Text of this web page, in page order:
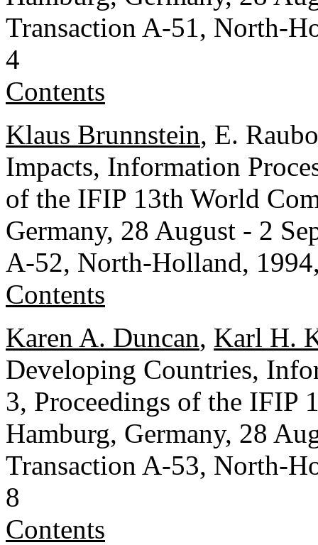
Transaction A-51, North-
4
Contents
Klaus Brunnstein, E.
Impacts, Information
of the IFIP 13th World
Germany, 28 August - 2
A-52, North-Holland,
Contents
Karen A. Duncan, Karl H.
Developing Countries,
3, Proceedings of the IFIP
Hamburg, Germany, 28
Transaction A-53, North-
8
Contents